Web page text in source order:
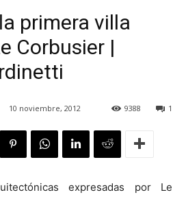
primera villa
Corbusier |
10 noviembre, 2012 1
9388
expresadas por Le